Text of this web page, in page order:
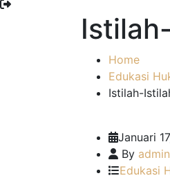
Home
Edukasi
Istilah-
Januari
By admin
Edukasi